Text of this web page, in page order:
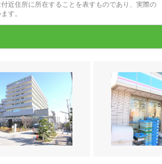
近住所に所在することを表すものであり、実際の
す。